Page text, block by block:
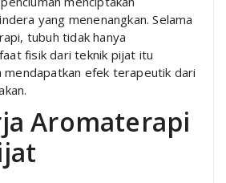
yang menenangkan. Selama
tubuh tidak hanya
fisik dari teknik pijat itu
efek terapeutik dari
Aromaterapi